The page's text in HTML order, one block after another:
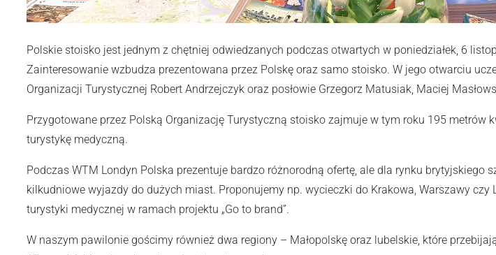
Polskie stoisko jest jednym z chętniej odwiedzanych podczas otwartych w poniedziałek, 6
Zainteresowanie wzbudza prezentowana przez Polskę oraz samo stoisko. W jego otwarciu
Organizacji Turystycznej Robert Andrzejczyk oraz posłowie Grzegorz Matusiak, Maciej
Przygotowane przez Polską Organizację Turystyczną stoisko zajmuje w tym roku 195
turystykę medyczną.
Podczas WTM Londyn Polska prezentuje bardzo różnorodną ofertę, ale dla rynku
kilkudniowe wyjazdy do dużych miast. Proponujemy np. wycieczki do Krakowa, Warszawy
turystyki medycznej w ramach projektu „Go to brand”.
W naszym pawilonie gościmy również dwa regiony – Małopolskę oraz lubelskie, które